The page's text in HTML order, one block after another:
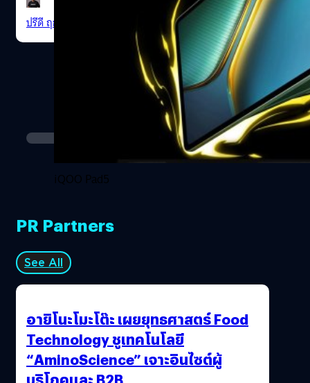
iQOO Pad5
ปรีดี ฤกษ์วลีกุล
PR Partners
See All
อายิโนะโมะโต๊ะ เผยยุทธศาสตร์ Food
Technology ชูเทคโนโลยี
“AminoScience” เจาะอินไซต์ผู้